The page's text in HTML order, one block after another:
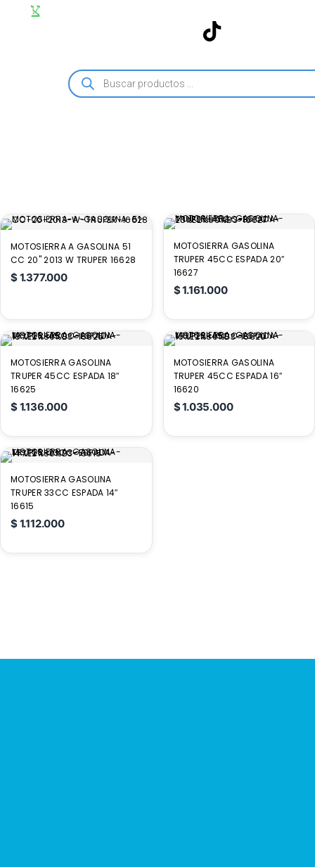
MOTOSIERRA A GASOLINA 51
CC 20'' 2013 W TRUPER 16628
$1.377.000
MOTOSIERRA GASOLINA
TRUPER 45CC ESPADA 20″
16627
$1.161.000
MOTOSIERRA GASOLINA
TRUPER 45CC ESPADA 18″
16625
$1.136.000
MOTOSIERRA GASOLINA
TRUPER 45CC ESPADA 16″
16620
$1.035.000
MOTOSIERRA GASOLINA
TRUPER 33CC ESPADA 14″
16615
$1.112.000